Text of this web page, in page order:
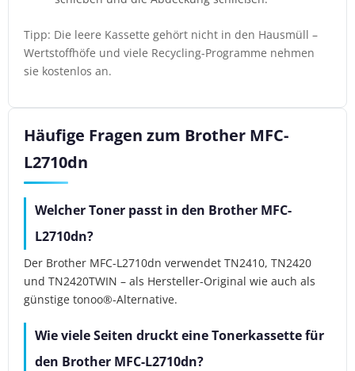
Tipp: Die leere Kassette gehört nicht in den Hausmüll –
Wertstoffhöfe und viele Recycling-Programme nehmen
sie kostenlos an.
Häufige Fragen zum Brother MFC-
L2710dn
Welcher Toner passt in den Brother MFC-
L2710dn?
Der Brother MFC-L2710dn verwendet TN2410, TN2420
und TN2420TWIN – als Hersteller-Original wie auch als
günstige tonoo®-Alternative.
Wie viele Seiten druckt eine Tonerkassette für
den Brother MFC-L2710dn?